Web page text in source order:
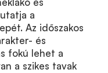
a
Az időszakos
és
fokú lehet a
a szikes tavak